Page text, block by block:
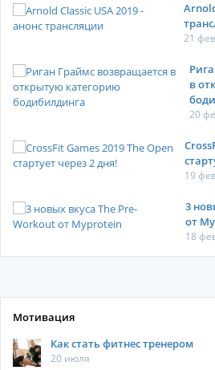
21
в
20
19
3
от
18
Мотивация
Как стать фитнес тренером
20 июля